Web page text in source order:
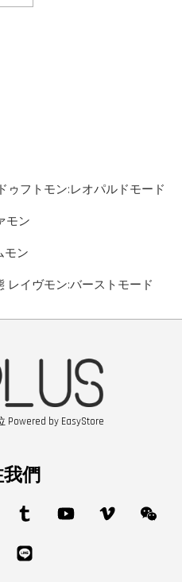
ゥフトモン:レオパルドモード
モン
モン
レイヴモン:バーストモード
Powered by EasyStore
我們
Instagram Tumblr YouTube Vimeo
Whatsapp